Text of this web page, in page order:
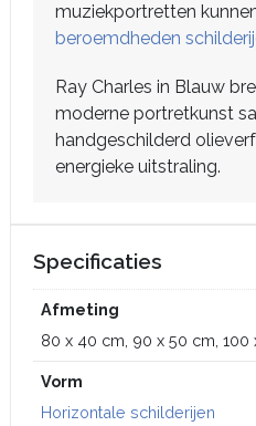
muziekportretten
beroemdheden
Ray Charles in Blauw
moderne portretkunst
handgeschilderd
energieke uitstraling.
Specificaties
Afmeting
80 x 40 cm, 90 x 50 cm, 100
Vorm
Horizontale schilderijen